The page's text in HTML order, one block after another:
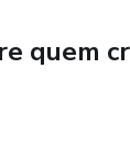
quem